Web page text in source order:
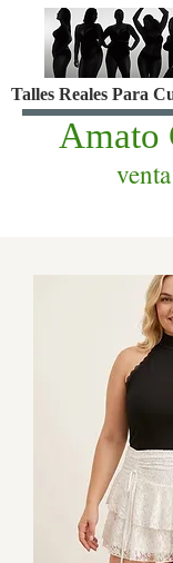
Talles Reales Para
Amato